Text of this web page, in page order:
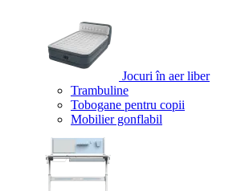
Jocuri în aer liber
Trambuline
Tobogane pentru copii
Mobilier gonflabil